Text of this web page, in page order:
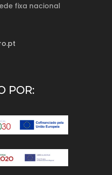
fixa nacional
POR: